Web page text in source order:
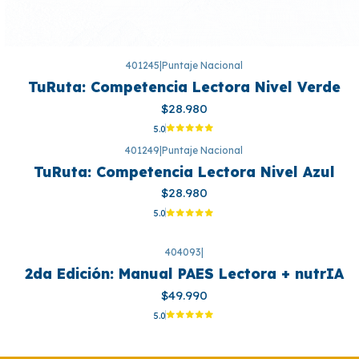
401245 Puntaje Nacional
TuRuta: Competencia Lectora Nivel Verde
$28.980
5.0
401249 |Puntaje Nacional
TuRuta: Competencia Lectora Nivel Azul
$28.980
5.0
404093
2da Edición: Manual PAES Lectora + nutrIA
$49.990
5.0